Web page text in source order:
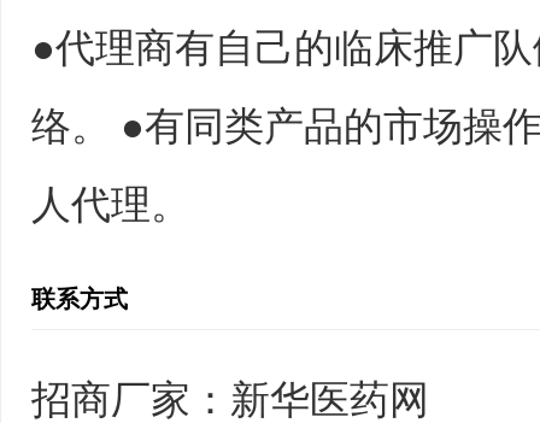
●代理商有自己的临床推广
络。 ●有同类产品的市场操
人代理。
联系方式
招商厂家：新华医药网